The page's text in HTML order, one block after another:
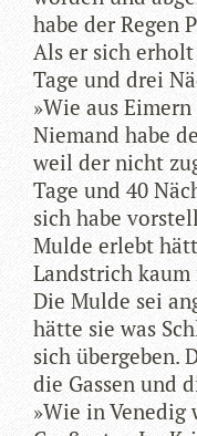
habe der Regen
Als er sich
Tage und drei
»Wie aus
Nie­mand habe
weil der nicht
Tage und 40
sich habe
Mulde erlebt
Land­strich kaum
Die Mulde sei
hätte sie was
sich über­ge­ben.
die Gas­sen und
»Wie in Vene­dig